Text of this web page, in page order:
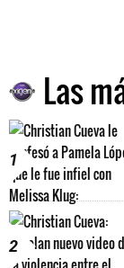
Las
1
2